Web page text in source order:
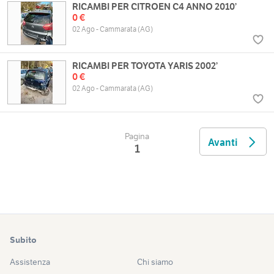
RICAMBI PER CITROEN C4 ANNO 2010’
0 €
02 Ago - Cammarata (AG)
RICAMBI PER TOYOTA YARIS 2002’
0 €
02 Ago - Cammarata (AG)
Pagina
1 Avanti
Subito
Assistenza
Chi siamo